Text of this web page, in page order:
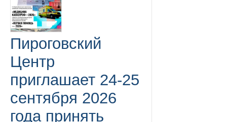
Пироговский
Центр
приглашает 24-25
сентября 2026
года принять